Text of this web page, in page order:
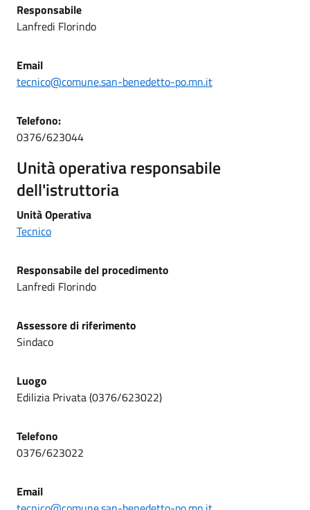
Responsabile
Lanfredi Florindo
Email
tecnico@comune.san-benedetto-po.mn.it
Telefono:
0376/623044
Unità operativa responsabile
dell'istruttoria
Unità Operativa
Tecnico
Responsabile del procedimento
Lanfredi Florindo
Assessore di riferimento
Sindaco
Luogo
Edilizia Privata (0376/623022)
Telefono
0376/623022
Email